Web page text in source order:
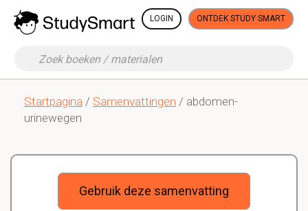
LOGIN ONTDEK STUDY SMART
Startpagina / Samenvattingen / abdomen-
urinewegen
Gebruik deze samenvatting